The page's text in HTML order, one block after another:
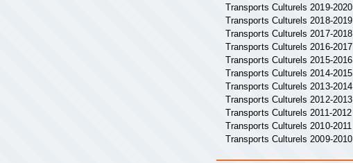
Transports Culturels 2019-2020
Transports Culturels 2018-2019
Transports Culturels 2017-2018
Transports Culturels 2016-2017
Transports Culturels 2015-2016
Transports Culturels 2014-2015
Transports Culturels 2013-2014
Transports Culturels 2012-2013
Transports Culturels 2011-2012
Transports Culturels 2010-2011
Transports Culturels 2009-2010